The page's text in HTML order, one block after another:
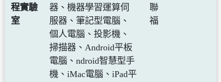
程實驗
室
器、機器學習運算伺
服器、筆記型電腦、
個人電腦、投影機、
掃描器、Android平板
電腦、ndroid智慧型手
機、iMac電腦、iPad平
聯
福